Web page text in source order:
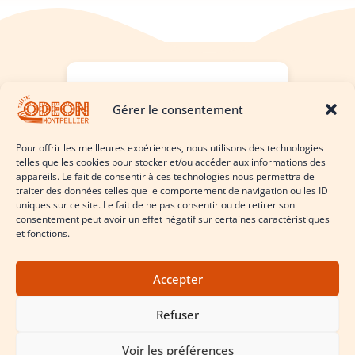
Gérer le consentement
Pour offrir les meilleures expériences, nous utilisons des technologies
telles que les cookies pour stocker et/ou accéder aux informations des
appareils. Le fait de consentir à ces technologies nous permettra de
traiter des données telles que le comportement de navigation ou les ID
uniques sur ce site. Le fait de ne pas consentir ou de retirer son
consentement peut avoir un effet négatif sur certaines caractéristiques
et fonctions.
Accepter
Refuser
Voir les préférences
Le théâtre comme vous ne l’avez jamais vu
Politique de cookies (UE)